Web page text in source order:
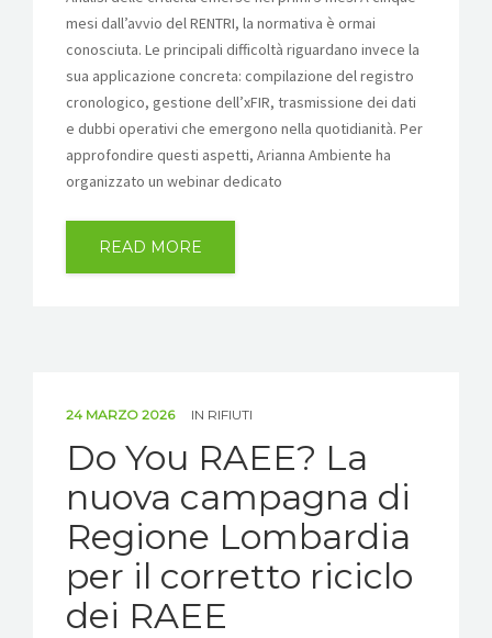
mesi dall’avvio del RENTRI, la normativa è ormai
conosciuta. Le principali difficoltà riguardano invece la
sua applicazione concreta: compilazione del registro
cronologico, gestione dell’xFIR, trasmissione dei dati
e dubbi operativi che emergono nella quotidianità. Per
approfondire questi aspetti, Arianna Ambiente ha
organizzato un webinar dedicato
READ MORE
24 MARZO 2026 IN RIFIUTI
Do You RAEE? La
nuova campagna di
Regione Lombardia
per il corretto riciclo
dei RAEE